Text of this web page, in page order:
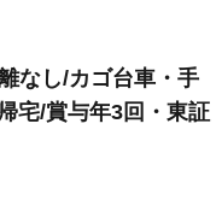
なし/カゴ台車・手
宅/賞与年3回・東証